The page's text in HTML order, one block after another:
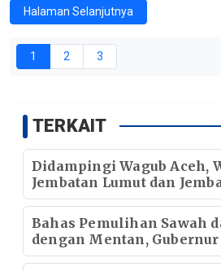
Halaman Selanjutnya
1 2 3
TERKAIT
Didampingi Wagub Aceh,
Jembatan Lumut dan
Bahas Pemulihan Sawah
dengan Mentan, Gubernur
Butuh Dukungan Pak